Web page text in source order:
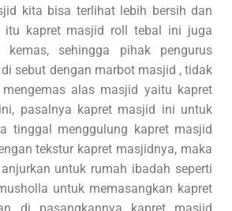
kita bisa terlihat lebih bersih dan
itu kapret masjid roll tebal ini juga
sehingga pihak pengurus
sebut dengan marbot masjid , tidak
alas masjid yaitu kapret
pasalnya kapret masjid ini untuk
tinggal menggulung kapret masjid
tekstur kapret masjidnya, maka
untuk rumah ibadah seperti
untuk memasangkan kapret